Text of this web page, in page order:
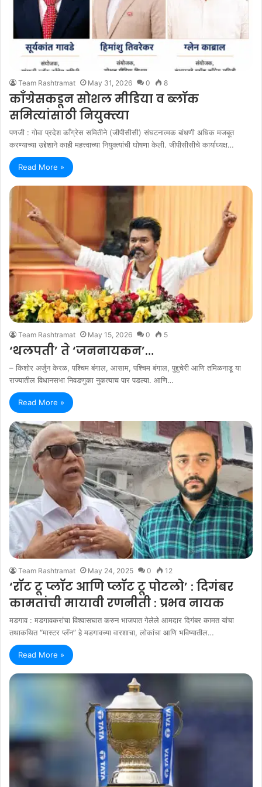
Team Rashtramat May 31, 2026 0 8
काँग्रेसकडून सोशल मीडिया व ब्लॉक
समित्यांसाठी नियुक्त्या
पणजी : गोवा प्रदेश काँग्रेस समितीने (जीपीसीसी) संघटनात्मक बांधणी अधिक मजबूत
करण्याच्या उद्देशाने काही महत्त्वाच्या नियुक्त्यांची घोषणा केली. जीपीसीसीचे कार्याध्यक्ष…
Read More »
Team Rashtramat May 15, 2026 0 5
‘थलपती’ ते ‘जननायकन’…
– किशोर अर्जुन केरळ, पश्चिम बंगाल, आसाम, पश्चिम बंगाल, पुद्दुचेरी आणि तमिळनाडू या
राज्यातील विधानसभा निवडणुका नुकत्याच पार पडल्या. आणि…
Read More »
Team Rashtramat May 24, 2025 0 12
‘​रॉट टू प्लॉट आणि प्लॉट टू पोटलो’ : दिगंबर
कामतांची मायावी रणनीती : प्रभव नायक
मडगाव : मडगावकरांचा विश्वासघात करुन भाजपात गेलेले आमदार दिगंबर कामत यांचा
तथाकथित “मास्टर प्लॅन” हे मडगावच्या वारशाचा, लोकांचा आणि भविष्यातील…
Read More »